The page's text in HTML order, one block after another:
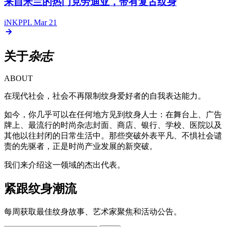
iNKPPL Mar 21
关于杂志
ABOUT
在现代社会，社会不再限制纹身爱好者的自我表达能力。
如今，你几乎可以在任何地方见到纹身人士：在舞台上、广告
牌上、最流行的时尚杂志封面、商店、银行、学校、医院以及
其他以往封闭的日常生活中。那些突破外表平凡、不惧社会谴
责的先驱者，正是时尚产业发展的新突破。
我们来介绍这一领域的杰出代表。
紧跟纹身潮流
每周获取最佳纹身故事、艺术家聚焦和活动公告。